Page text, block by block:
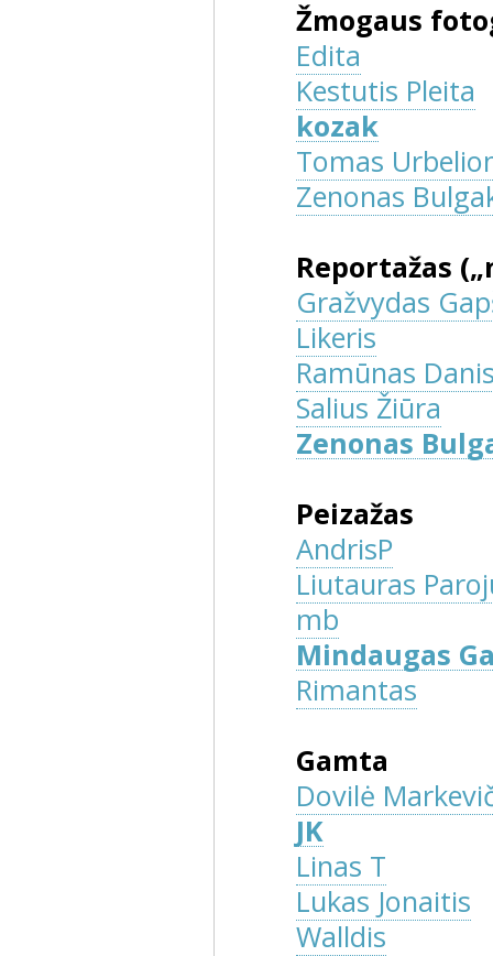
Žmogaus
Edita
Kestutis Pleita
kozak
Tomas
Zenonas
Reportažas
Gražvydas
Likeris
Ramūnas
Salius Žiūra
Zenonas
Peizažas
AndrisP
Liutauras
mb
Mindaugas
Rimantas
Gamta
Dovilė
JK
Linas T
Lukas Jonaitis
Walldis